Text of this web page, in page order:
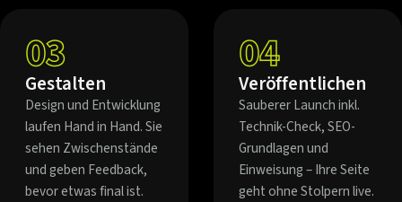
03
Gestalten
Design und Entwicklung
laufen Hand in Hand. Sie
sehen Zwischenstände
und geben Feedback,
bevor etwas final ist.
04
Veröffentlichen
Sauberer Launch inkl.
Technik-Check, SEO-
Grundlagen und
Einweisung – Ihre Seite
geht ohne Stolpern live.